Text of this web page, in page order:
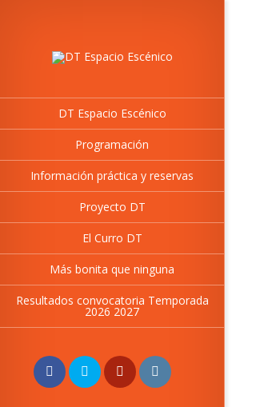
DT Espacio Escénico
Programación
Información práctica y reservas
Proyecto DT
El Curro DT
Más bonita que ninguna
Resultados convocatoria Temporada
2026 2027